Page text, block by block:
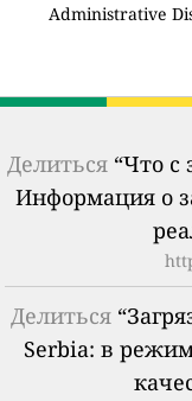
Administrative
Делиться “Что с
Информация о
Делиться
Serbia: в